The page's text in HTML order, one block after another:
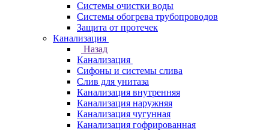
Системы очистки воды
Системы обогрева трубопроводов
Защита от протечек
Канализация
Назад
Канализация
Сифоны и системы слива
Слив для унитаза
Канализация внутренняя
Канализация наружняя
Канализация чугунная
Канализация гофрированная